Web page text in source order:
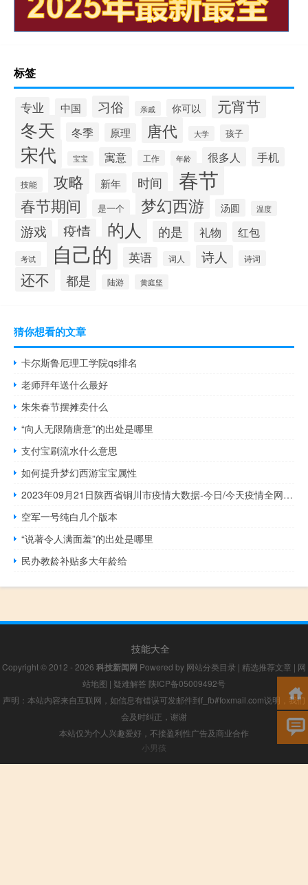
标签
专业 中国 习俗 亲戚 你可以 元宵节
冬天 冬季 原理 唐代 大学 孩子
宋代 宝宝 寓意 工作 年龄 很多人 手机
技能 攻略 新年 时间 春节
春节期间 是一个 梦幻西游 汤圆 温度
游戏 疫情 的人 的是 礼物 红包
考试 自己的 英语 词人 诗人 诗词
还不 都是 陆游 黄庭坚
猜你想看的文章
卡尔斯鲁厄理工学院qs排名
老师拜年送什么最好
朱朱春节摆摊卖什么
“向人无限隋唐意”的出处是哪里
支付宝刷流水什么意思
如何提升梦幻西游宝宝属性
2023年09月21日陕西省铜川市疫情大数据-今日/今天疫情全网搜索最新实时消息动态情况通知播报
空军一号纯白几个版本
“说著令人满面羞”的出处是哪里
民办教龄补贴多大年龄给
技能大全
Copyright © 2012 - 2026 科技新闻网 Powered by 网站分类目录 | 精选推荐文章 | 网
站地图 | 疑难解答 陕ICP备05009492号
声明：本站内容来自互联网，如信息有错误可发邮件到f_fb#foxmail.com说明，我们
会及时纠正，谢谢
本站仅为个人兴趣爱好，不接盈利性广告及商业合作
小男孩